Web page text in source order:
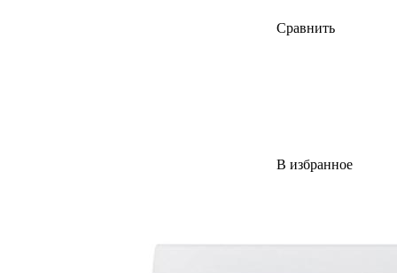
Сравнить
В избранное